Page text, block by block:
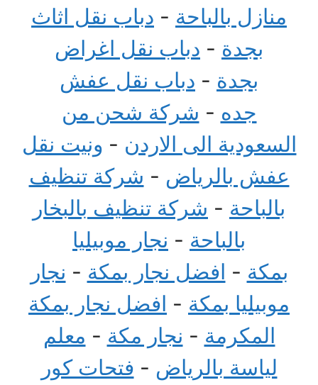
منازل بالباحة - دباب نقل اثاث
بجدة - دباب نقل اغراض
بجدة - دباب نقل عفش
جده - شركة شحن من
السعودية الى الاردن - ونيت نقل
عفش بالرياض - شركة تنظيف
بالباحة - شركة تنظيف بالبخار
بالباحة - نجار موبيليا
بمكة - افضل نجار بمكة - نجار
موبيليا بمكة - افضل نجار بمكة
المكرمة - نجار مكة - معلم
لياسة بالرياض - فتحات كور